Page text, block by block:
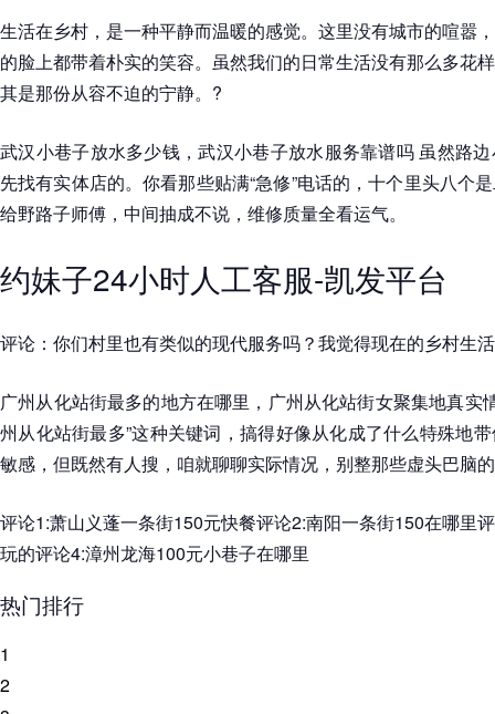
生活在乡村，是一种平静而温暖的感觉。这里没有城市的喧嚣
的脸上都带着朴实的笑容。虽然我们的日常生活没有那么多花
其是那份从容不迫的宁静。?
武汉小巷子放水多少钱，武汉小巷子放水服务靠谱吗 虽然路
先找有实体店的。你看那些贴满“急修”电话的，十个里头八个
给野路子师傅，中间抽成不说，维修质量全看运气。
约妹子24小时人工客服-凯发平台
评论：你们村里也有类似的现代服务吗？我觉得现在的乡村生
广州从化站街最多的地方在哪里，广州从化站街女聚集地真实
州从化站街最多”这种关键词，搞得好像从化成了什么特殊地
敏感，但既然有人搜，咱就聊聊实际情况，别整那些虚头巴脑
评论1:萧山义蓬一条街150元快餐评论2:南阳一条街150在哪里
玩的评论4:漳州龙海100元小巷子在哪里
热门排行
1
2